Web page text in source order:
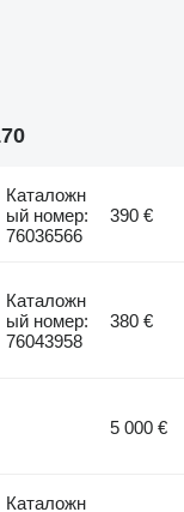
Каталожн
ый номер:
76036566
390 €
Каталожн
ый номер:
76043958
380 €
5 000 €
Каталожн